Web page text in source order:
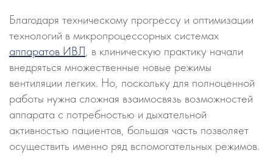
Благодаря техническому прогрессу и оптимизации
технологий в микропроцессорных системах
аппаратов ИВЛ, в клиническую практику начали
внедряться множественные новые режимы
вентиляции легких. Но, поскольку для полноценной
работы нужна сложная взаимосвязь возможностей
аппарата с потребностью и дыхательной
активностью пациентов, большая часть позволяет
осуществить именно ряд вспомогательных режимов.